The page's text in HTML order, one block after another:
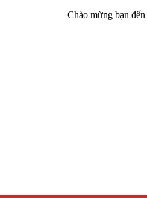
Chào mừng bạn đến với